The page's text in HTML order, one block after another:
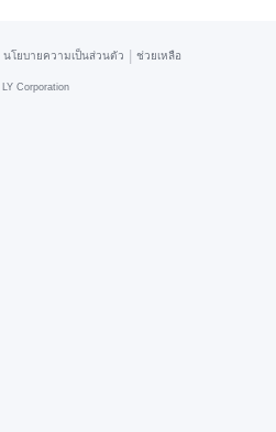
นโยบายความเป็นส่วนตัว ช่วยเหลือ
LY Corporation